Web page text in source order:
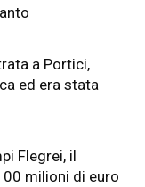
a Portici,
ed era stata
Flegrei, il
milioni di euro